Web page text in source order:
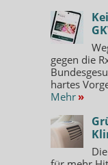
gegen die
hartes
Mehr »